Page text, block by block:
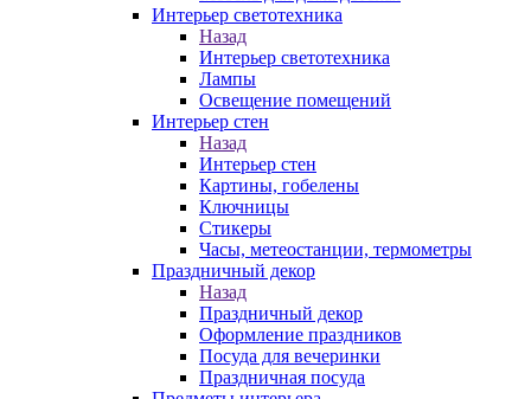
Интерьер светотехника
Назад
Интерьер светотехника
Лампы
Освещение помещений
Интерьер стен
Назад
Интерьер стен
Картины, гобелены
Ключницы
Стикеры
Часы, метеостанции, термометры
Праздничный декор
Назад
Праздничный декор
Оформление праздников
Посуда для вечеринки
Праздничная посуда